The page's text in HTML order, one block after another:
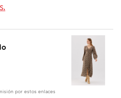
por estos enlaces